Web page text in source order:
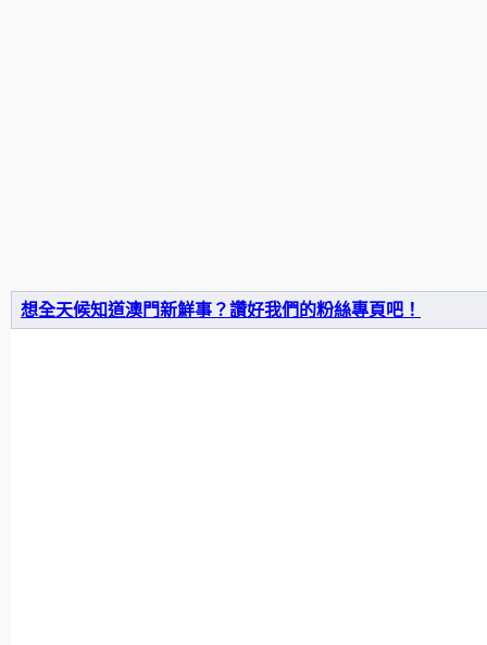
想全天候知道澳門新鮮事？讚好我們的粉絲專頁吧！